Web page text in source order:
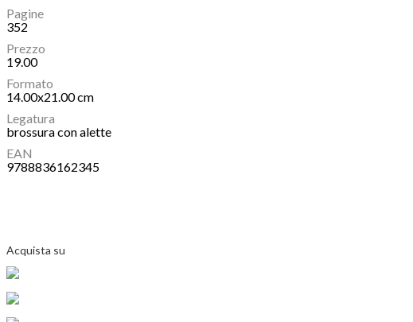
Pagine
352
Prezzo
19.00
Formato
14.00x21.00 cm
Legatura
brossura con alette
EAN
9788836162345
Acquista su